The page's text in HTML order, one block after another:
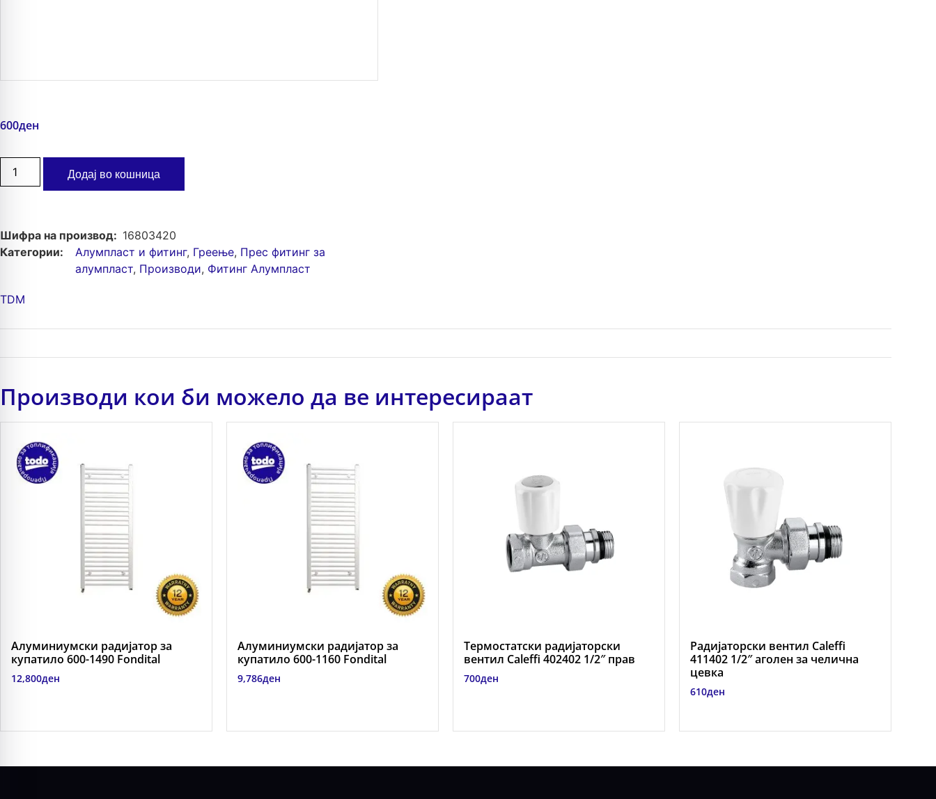
600ден
Додај во кошница
Шифра на производ: 16803420
Категории:
Алумпласт и фитинг, Греење, Прес фитинг за
алумпласт, Производи, Фитинг Алумпласт
TDM
Производи кои би можело да ве интересираат
Алуминиумски радијатор за
купатило 600-1490 Fondital
12,800ден
Алуминиумски радијатор за
купатило 600-1160 Fondital
9,786ден
Термостатски радијаторски
вентил Caleffi 402402 1/2″ прав
700ден
Радијаторски вентил Caleffi
411402 1/2″ аголен за челична
цевка
610ден